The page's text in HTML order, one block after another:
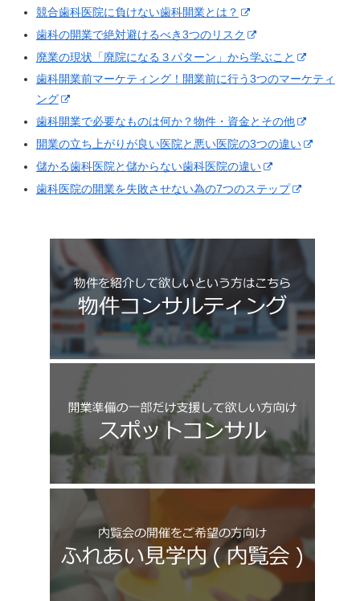
競合歯科医院に負けない歯科開業とは？
歯科の開業で絶対避けるべき3つのリスク
廃業の現状「廃院になる３パターン」から学ぶこと
歯科開業前マーケティング！開業前に行う3つのマーケティ
ング
歯科開業で必要なものは何か？物件・資金とその他
開業の立ち上がりが良い医院と悪い医院の3つの違い
儲かる歯科医院と儲からない歯科医院の違い
歯科医院の開業を失敗させない為の7つのステップ